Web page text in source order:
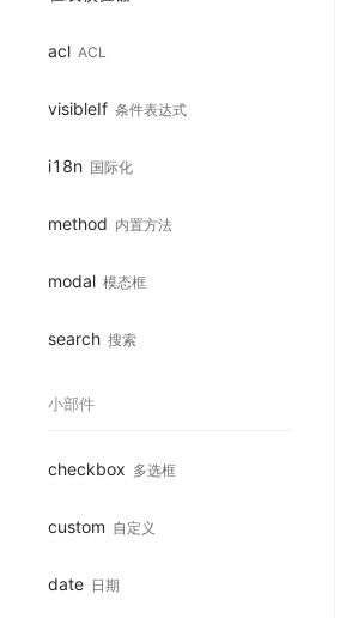
acl ACL
visibleIf 条件表达式
i18n 国际化
method 内置方法
modal 模态框
search 搜索
小部件
checkbox 多选框
custom 自定义
date 日期